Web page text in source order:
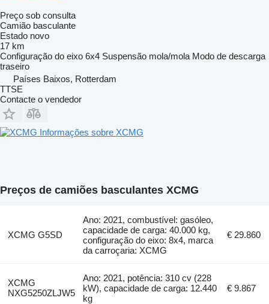
Preço sob consulta
Camião basculante
Estado novo
17 km
Configuração do eixo 6x4 Suspensão mola/mola Modo de descarga
traseiro
Países Baixos, Rotterdam
TTSE
Contacte o vendedor
Informações sobre XCMG
Preços de camiões basculantes XCMG
XCMG G5SD
Ano: 2021, combustível: gasóleo,
capacidade de carga: 40.000 kg,
configuração do eixo: 8x4, marca
da carroçaria: XCMG
€ 29.860
XCMG
NXG5250ZLJW5
Ano: 2021, potência: 310 cv (228
kW), capacidade de carga: 12.440
kg
€ 9.867